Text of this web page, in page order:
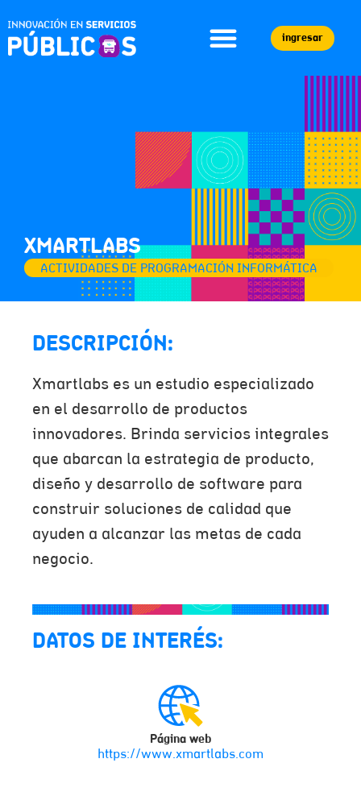
ingresar
XMARTLABS
ACTIVIDADES DE PROGRAMACIÓN INFORMÁTICA
DESCRIPCIÓN:
Xmartlabs es un estudio especializado
en el desarrollo de productos
innovadores. Brinda servicios integrales
que abarcan la estrategia de producto,
diseño y desarrollo de software para
construir soluciones de calidad que
ayuden a alcanzar las metas de cada
negocio.
DATOS DE INTERÉS:
Página web
https://www.xmartlabs.com